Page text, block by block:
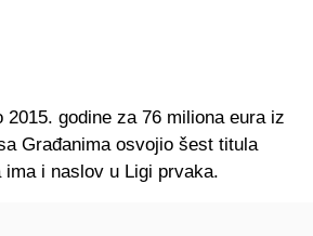
2015. godine za 76 miliona eura iz
Građanima osvojio šest titula
i naslov u Ligi prvaka.